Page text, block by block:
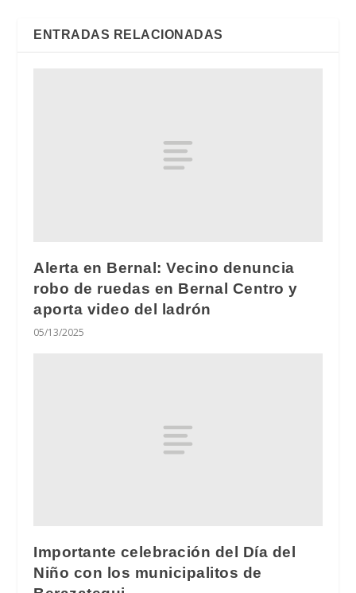
ENTRADAS RELACIONADAS
Alerta en Bernal: Vecino denuncia
robo de ruedas en Bernal Centro y
aporta video del ladrón
05/13/2025
Importante celebración del Día del
Niño con los municipalitos de